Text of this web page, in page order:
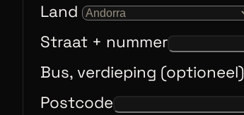
Land
Straat + nummer
Bus, verdieping (optioneel)
Postcode